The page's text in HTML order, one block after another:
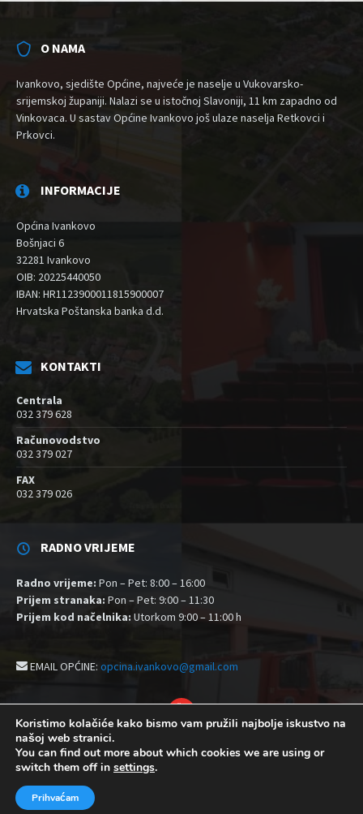
O NAMA
Ivankovo, sjedište Općine, najveće je naselje u Vukovarsko-
srijemskoj županiji. Nalazi se u istočnoj Slavoniji, 11 km zapadno od
Vinkovaca. U sastav Općine Ivankovo još ulaze naselja Retkovci i
Prkovci.
INFORMACIJE
Općina Ivankovo
Bošnjaci 6
32281 Ivankovo
OIB: 20225440050
IBAN: HR1123900011815900007
Hrvatska Poštanska banka d.d.
KONTAKTI
Centrala
032 379 628
Računovodstvo
032 379 027
FAX
032 379 026
RADNO VRIJEME
Radno vrijeme: Pon – Pet: 8:00 – 16:00
Prijem stranaka: Pon – Pet: 9:00 – 11:30
Prijem kod načelnika: Utorkom 9:00 – 11:00 h
EMAIL OPĆINE: opcina.ivankovo@gmail.com
YouTube
Izjava o pristupačnosti
Postavke kolačića
Koristimo kolačiće kako bismo vam pružili najbolje iskustvo na
našoj web stranici.
You can find out more about which cookies we are using or
switch them off in settings.
Prihvaćam